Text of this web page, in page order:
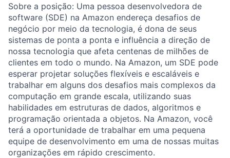
Sobre a posição: Uma pessoa desenvolvedora de
software (SDE) na Amazon endereça desafios de
negócio por meio da tecnologia, é dona de seus
sistemas de ponta a ponta e influência a direção de
nossa tecnologia que afeta centenas de milhões de
clientes em todo o mundo. Na Amazon, um SDE pode
esperar projetar soluções flexíveis e escaláveis e
trabalhar em alguns dos desafios mais complexos da
computação em grande escala, utilizando suas
habilidades em estruturas de dados, algoritmos e
programação orientada a objetos. Na Amazon, você
terá a oportunidade de trabalhar em uma pequena
equipe de desenvolvimento em uma de nossas muitas
organizações em rápido crescimento.